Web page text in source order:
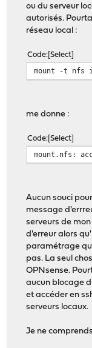
ou du serveur
autorisés.
réseau local :
Code Select
mount -t nfs
me donne :
Code Select
mount.nfs:
Aucun souci
message
serveurs de
d'erreur alors
paramétrage
pas. La seul
OPNsense.
aucun blocage
et accéder en
serveurs locaux.
Je ne